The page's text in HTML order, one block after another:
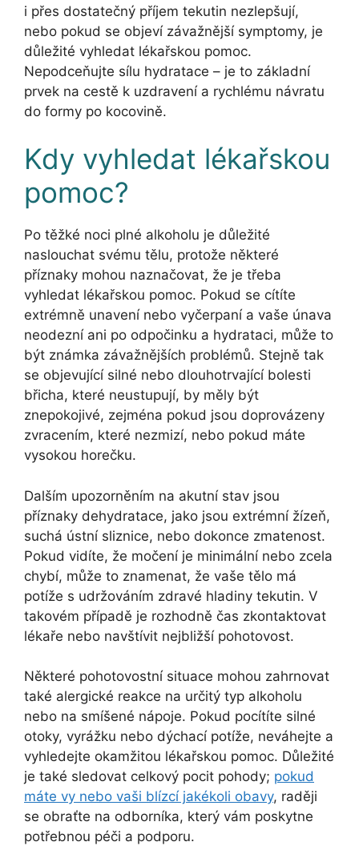
i přes dostatečný příjem tekutin nezlepšují,
nebo pokud se objeví závažnější symptomy, je
důležité vyhledat lékařskou pomoc.
Nepodceňujte sílu hydratace – je to základní
prvek na cestě k uzdravení a rychlému návratu
do formy po kocovině.
Kdy vyhledat lékařskou
pomoc?
Po těžké noci plné alkoholu je důležité
naslouchat svému tělu, protože některé
příznaky mohou naznačovat, že je třeba
vyhledat lékařskou pomoc. Pokud se cítíte
extrémně unavení nebo vyčerpaní a vaše únava
neodezní ani po odpočinku a hydrataci, může to
být známka závažnějších problémů. Stejně tak
se objevující silné nebo dlouhotrvající bolesti
břicha, které neustupují, by měly být
znepokojivé, zejména pokud jsou doprovázeny
zvracením, které nezmizí, nebo pokud máte
vysokou horečku.
Dalším upozorněním na akutní stav jsou
příznaky dehydratace, jako jsou extrémní žízeň,
suchá ústní sliznice, nebo dokonce zmatenost.
Pokud vidíte, že močení je minimální nebo zcela
chybí, může to znamenat, že vaše tělo má
potíže s udržováním zdravé hladiny tekutin. V
takovém případě je rozhodně čas zkontaktovat
lékaře nebo navštívit nejbližší pohotovost.
Některé pohotovostní situace mohou zahrnovat
také alergické reakce na určitý typ alkoholu
nebo na smíšené nápoje. Pokud pocítíte silné
otoky, vyrážku nebo dýchací potíže, neváhejte a
vyhledejte okamžitou lékařskou pomoc. Důležité
je také sledovat celkový pocit pohody; pokud
máte vy nebo vaši blízcí jakékoli obavy, raději
se obraťte na odborníka, který vám poskytne
potřebnou péči a podporu.